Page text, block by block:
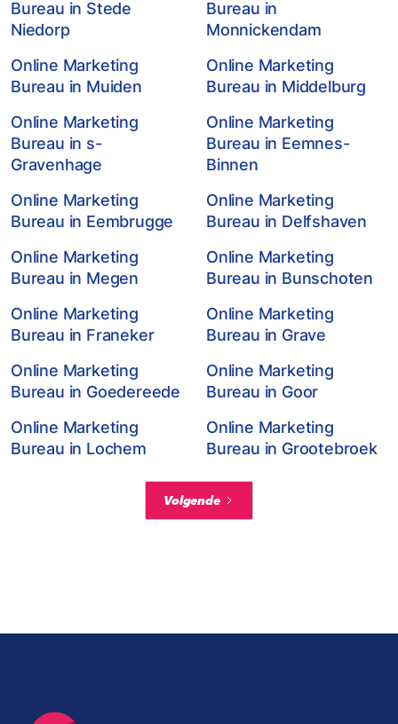
Bureau in Stede
Niedorp
Bureau in
Monnickendam
Online Marketing
Bureau in Muiden
Online Marketing
Bureau in Middelburg
Online Marketing
Bureau in s-
Gravenhage
Online Marketing
Bureau in Eemnes-
Binnen
Online Marketing
Bureau in Eembrugge
Online Marketing
Bureau in Delfshaven
Online Marketing
Bureau in Megen
Online Marketing
Bureau in Bunschoten
Online Marketing
Bureau in Franeker
Online Marketing
Bureau in Grave
Online Marketing
Bureau in Goedereede
Online Marketing
Bureau in Goor
Online Marketing
Bureau in Lochem
Online Marketing
Bureau in Grootebroek
Volgende